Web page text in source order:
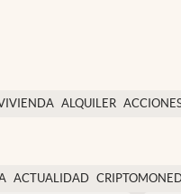
ALQUILER
ACTUALIDAD